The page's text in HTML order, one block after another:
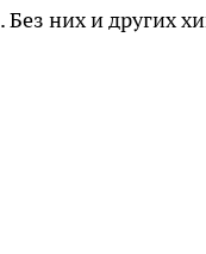
них и других